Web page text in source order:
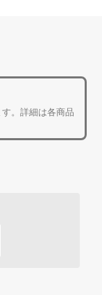
。詳細は各商品